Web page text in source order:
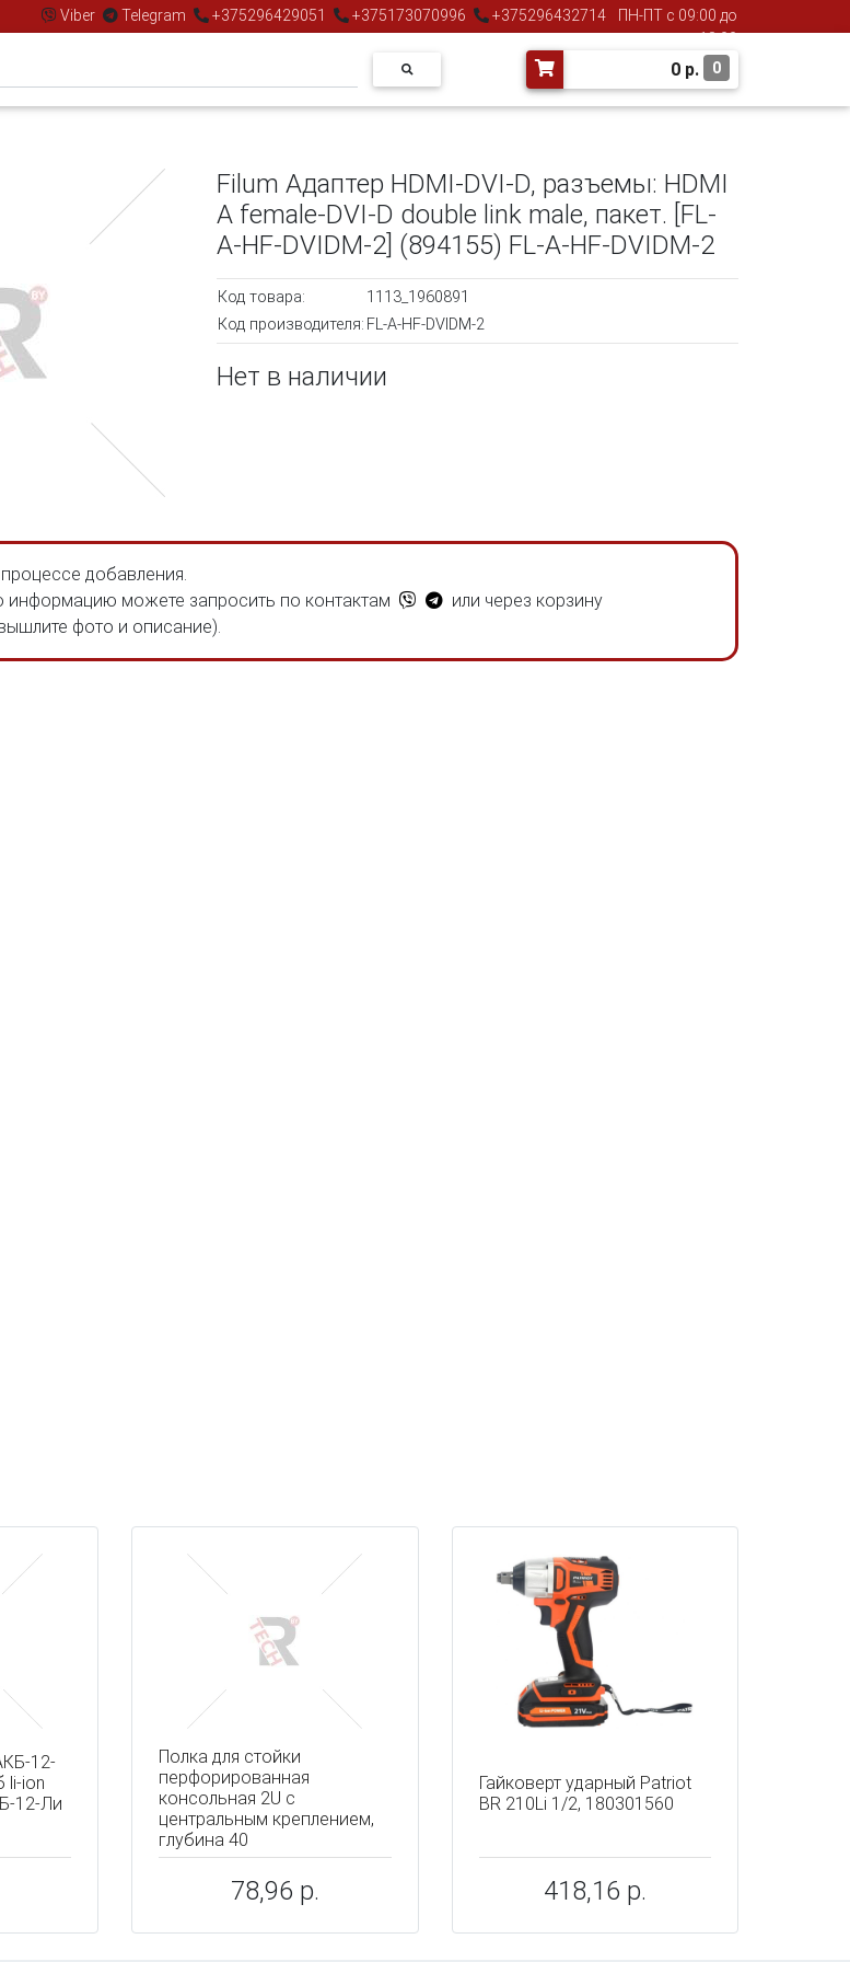
Viber Telegram +375296429051 +375173070996 +375296432714
ПН-ПТ с 09:00 до
18:00
0 р. 0
Filum Адаптер HDMI-DVI-D, разъемы: HDMI
A female-DVI-D double link male, пакет. [FL-
A-HF-DVIDM-2] (894155) FL-A-HF-DVIDM-2
Код товара:
1113_1960891
Код производителя: FL-A-HF-DVIDM-2
Нет в наличии
добавления.
можете запросить по контактам
или через корзину
фото и описание).
12-
li-ion
12-Ли
Полка для стойки
перфорированная
консольная 2U с
центральным креплением,
глубина 40
78,96 р.
Гайковерт ударный Patriot
BR 210Li 1/2, 180301560
418,16 р.